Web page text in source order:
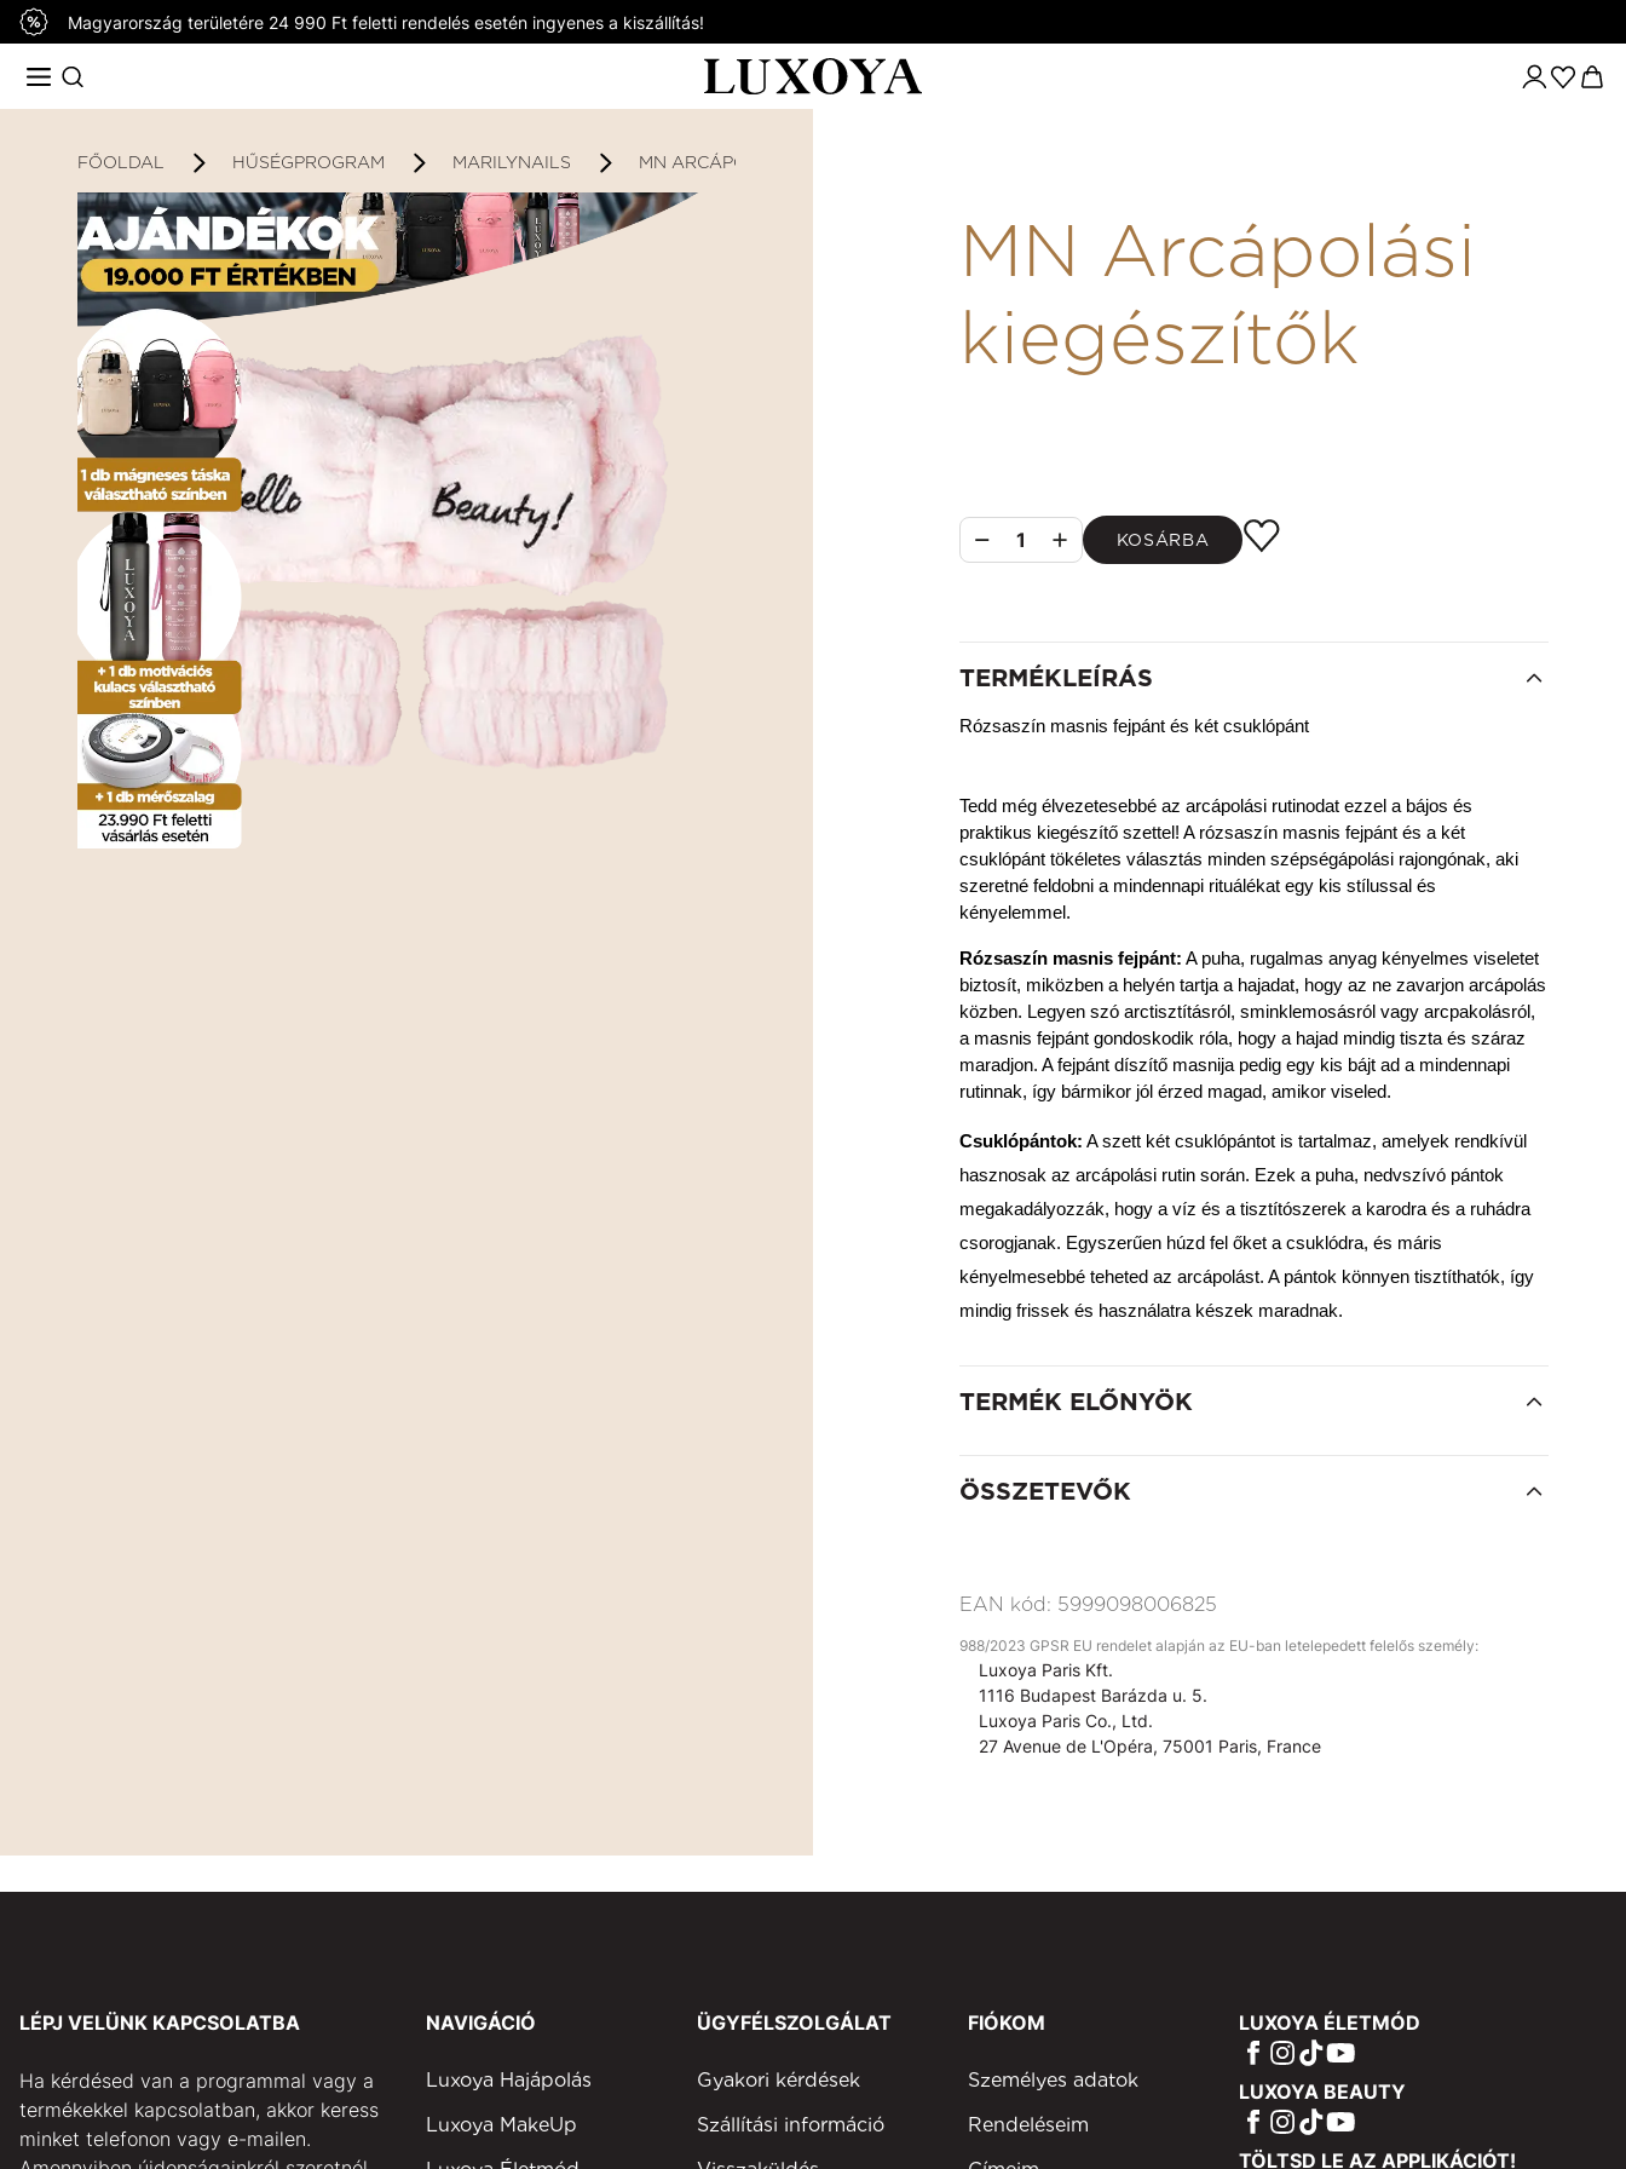
Magyarország területére 24 990 Ft feletti rendelés esetén ingyenes a kiszállítás!
FŐOLDAL HŰSÉGPROGRAM MARILYNAILS MN ARCÁPOLÁSI KIEGÉSZÍTŐK
MN Arcápolási
kiegészítők
1 KOSÁRBA
TERMÉKLEÍRÁS
Rózsaszín masnis fejpánt és két csuklópánt
Tedd még élvezetesebbé az arcápolási rutinodat ezzel a bájos és
praktikus kiegészítő szettel! A rózsaszín masnis fejpánt és a két
csuklópánt tökéletes választás minden szépségápolási rajongónak, aki
szeretné feldobni a mindennapi rituálékat egy kis stílussal és
kényelemmel.
Rózsaszín masnis fejpánt: A puha, rugalmas anyag kényelmes viseletet
biztosít, miközben a helyén tartja a hajadat, hogy az ne zavarjon arcápolás
közben. Legyen szó arctisztításról, sminklemosásról vagy arcpakolásról,
a masnis fejpánt gondoskodik róla, hogy a hajad mindig tiszta és száraz
maradjon. A fejpánt díszítő masnija pedig egy kis bájt ad a mindennapi
rutinnak, így bármikor jól érzed magad, amikor viseled.
Csuklópántok: A szett két csuklópántot is tartalmaz, amelyek rendkívül
hasznosak az arcápolási rutin során. Ezek a puha, nedvszívó pántok
megakadályozzák, hogy a víz és a tisztítószerek a karodra és a ruhádra
csorogjanak. Egyszerűen húzd fel őket a csuklódra, és máris
kényelmesebbé teheted az arcápolást. A pántok könnyen tisztíthatók, így
mindig frissek és használatra készek maradnak.
TERMÉK ELŐNYÖK
ÖSSZETEVŐK
EAN kód: 5999098006825
988/2023 GPSR EU rendelet alapján az EU-ban letelepedett felelős személy:
Luxoya Paris Kft.
1116 Budapest Barázda u. 5.
Luxoya Paris Co., Ltd.
27 Avenue de L'Opéra, 75001 Paris, France
LÉPJ VELÜNK KAPCSOLATBA
Ha kérdésed van a programmal vagy a
termékekkel kapcsolatban, akkor keress
minket telefonon vagy e-mailen.
NAVIGÁCIÓ
Luxoya Hajápolás
Luxoya MakeUp
ÜGYFÉLSZOLGÁLAT
Gyakori kérdések
Szállítási információ
FIÓKOM
Személyes adatok
Rendeléseim
LUXOYA ÉLETMÓD
LUXOYA BEAUTY
TÖLTSD LE AZ APPLIKÁCIÓT!